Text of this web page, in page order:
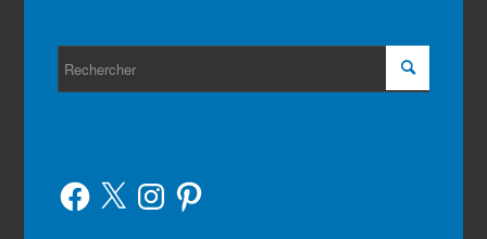
Facebook
X InstagramPinterest